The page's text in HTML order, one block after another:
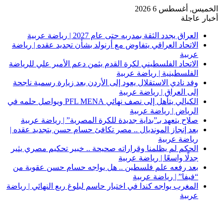
الخميس, أغسطس 6 2026
أخبار عاجلة
العراق يجدد الثقة بمدربه حتى عام 2027 | رياضة عربية
الاتحاد العراقي يتفاوض مع أرنولد بشأن تجديد عقده | رياضة
عربية
الاتحاد الفلسطيني لكرة القدم يثمن دعم الأمير علي للرياضة
الفلسطينية | رياضة عربية
وفد نادي الاستقلال يعود إلى الأردن بعد زيارة رسمية ناجحة
إلى العراق | رياضة عربية
الكيالي يتأهل إلى نصف نهائي PFL MENA ويواصل حلمه في
الرياض | رياضة عربية
صلاح يتعهد بـ”بداية جديدة للكرة المصرية” | رياضة عربية
بعد إنجاز المونديال .. مصر تكافئ حسام حسن بتجديد عقده |
رياضة عربية
الحكم لم يظلمنا وقراراته صحيحة .. خبير تحكيم مصري يثير
جدلًا واسعًا | رياضة عربية
بعد رفعه علم فلسطين .. هل يواجه حسام حسن عقوبة من
“فيفا” | رياضة عربية
المغرب يواجه كندا في اختبار حاسم لبلوغ ربع النهائي | رياضة
عربية